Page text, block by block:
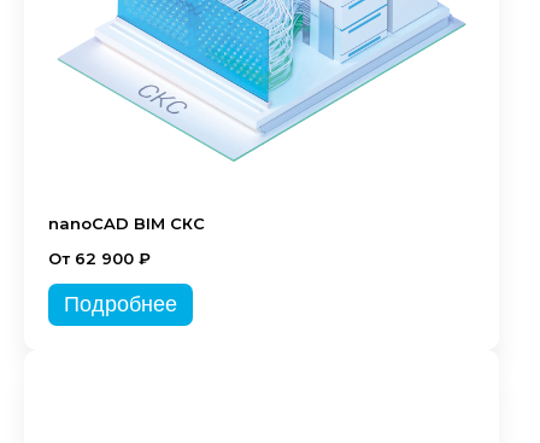
nanoCAD BIM СКС
От 62 900 ₽
Подробнее